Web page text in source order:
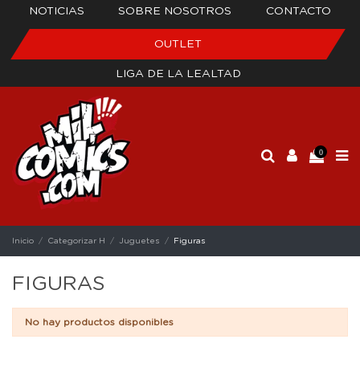
NOTICIAS SOBRE NOSOTROS CONTACTO
OUTLET
LIGA DE LA LEALTAD
0
Inicio Categorizar H Juguetes Figuras
FIGURAS
No hay productos disponibles